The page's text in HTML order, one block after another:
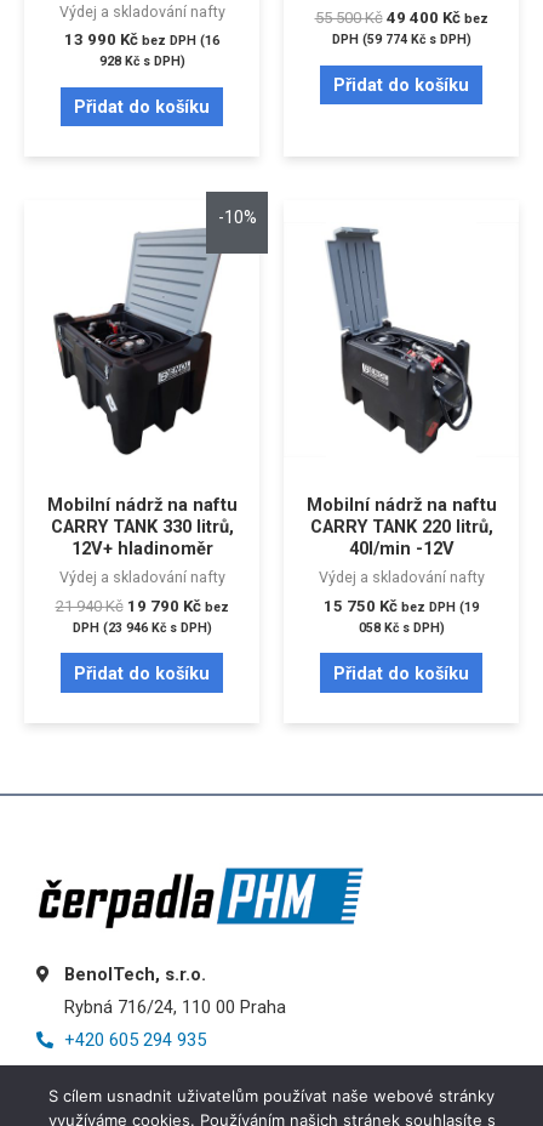
Výdej a skladování nafty
13 990 Kč bez DPH (16
928 Kčs DPH)
Přidat do košíku
55 500Kč 49 400 Kč bez
DPH (59 774 Kčs DPH)
Přidat do košíku
-10%
Mobilní nádrž na naftu
CARRY TANK 330 litrů,
12V+ hladinoměr
Výdej a skladování nafty
21 940Kč 19 790 Kč bez
DPH (23 946 Kčs DPH)
Přidat do košíku
Mobilní nádrž na naftu
CARRY TANK 220 litrů,
40l/min -12V
Výdej a skladování nafty
15 750 Kč bez DPH (19
058 Kčs DPH)
Přidat do košíku
BenolTech, s.r.o.
Rybná 716/24, 110 00 Praha
+420 605 294 935
info@cerpadlaphm.cz
S cílem usnadnit uživatelům používat naše webové stránky
využíváme cookies. Používáním našich stránek souhlasíte s